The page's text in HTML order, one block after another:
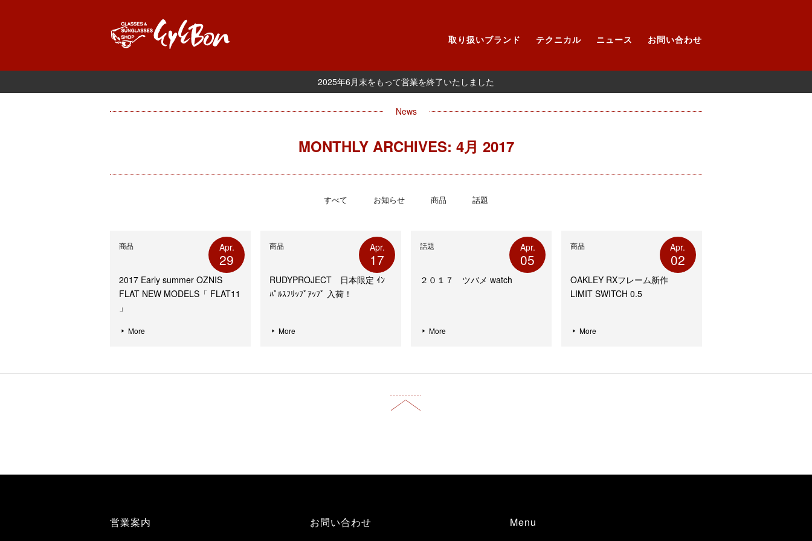
取り扱いブランド テクニカル ニュース お問い合わせ
2025年6月末をもって営業を終了いたしました
News
MONTHLY ARCHIVES: 4月 2017
すべて お知らせ 商品 話題
商品
2017 Early summer OZNIS
FLAT NEW MODELS「 FLAT11
」
Apr.
29
More
商品
RUDYPROJECT 日本限定 ｲﾝ
ﾊﾟﾙｽﾌﾘｯﾌﾟｱｯﾌﾟ 入荷！
Apr.
17
More
話題
２０１７ ツバメ watch
Apr.
05
More
商品
OAKLEY RXフレーム新作
LIMIT SWITCH 0.5
Apr.
02
More
営業案内 お問い合わせ Menu